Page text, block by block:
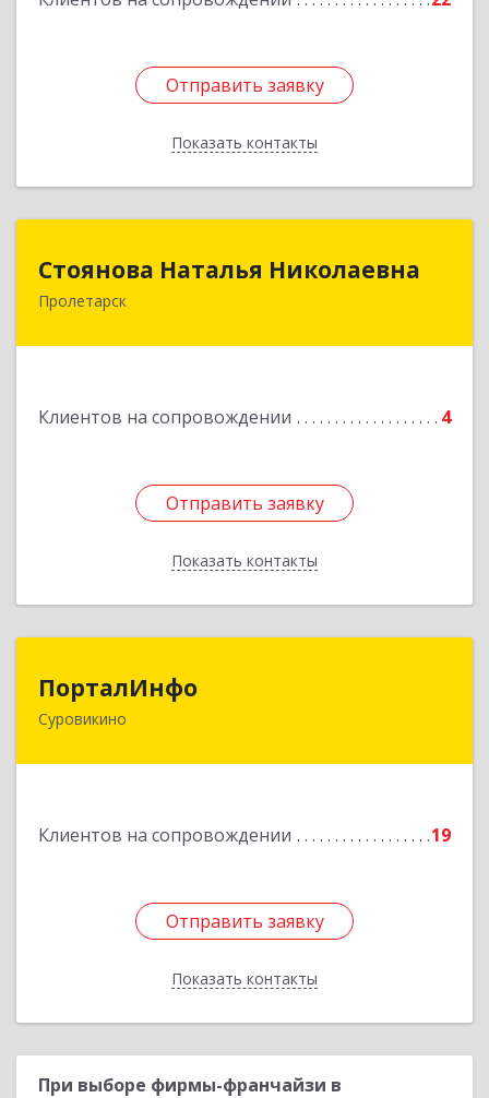
Отправить заявку
Показать контакты
Отправить заявку
Назад
Стоянова Наталья Николаевна
Пролетарск
Клиентов на сопровождении 4
Отправить заявку
Показать контакты
Отправить заявку
Назад
ПорталИнфо
Суровикино
Клиентов на сопровождении 19
Отправить заявку
Показать контакты
404414, г.Суровкино Волгоградской обл. ул. 1-й
Отправить заявку
Назад
При выборе фирмы-франчайзи в